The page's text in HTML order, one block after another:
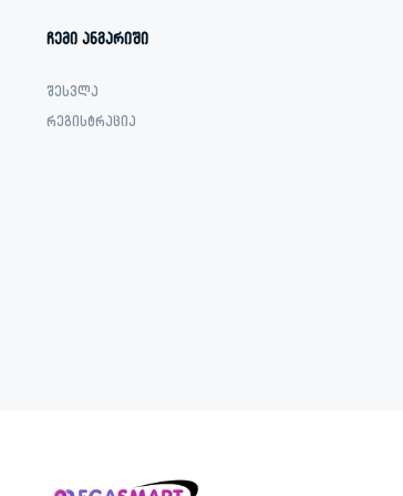
ჩემი ანგარიში
შესვლა
რეგისტრაცია